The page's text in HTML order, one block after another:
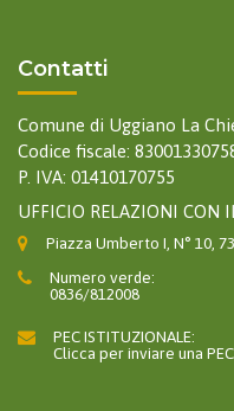
Contatti
Comune di Uggiano La
Codice fiscale:
P. IVA: 01410170755
UFFICIO RELAZIONI CON
Piazza Umberto I, N° 10,
Numero verde:
0836/812008
PEC ISTITUZIONALE:
Clicca per inviare una PEC